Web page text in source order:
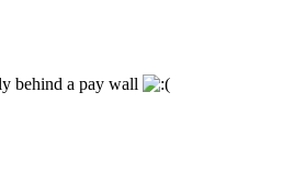
behind a pay wall